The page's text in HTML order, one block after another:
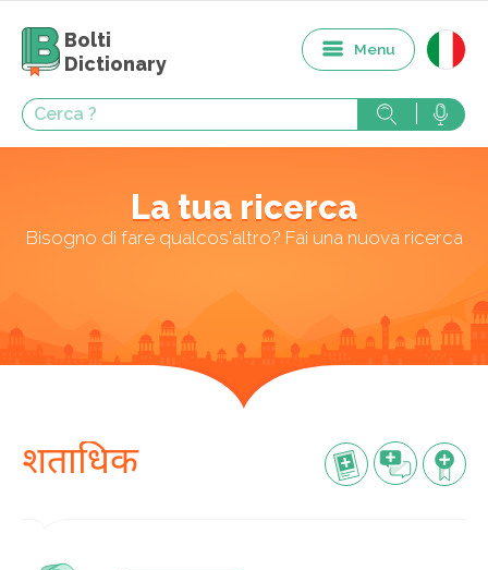
Bolti
Dictionary
Menu
La tua ricerca
Bisogno di fare qualcos'altro? Fai una nuova ricerca
शताधिक